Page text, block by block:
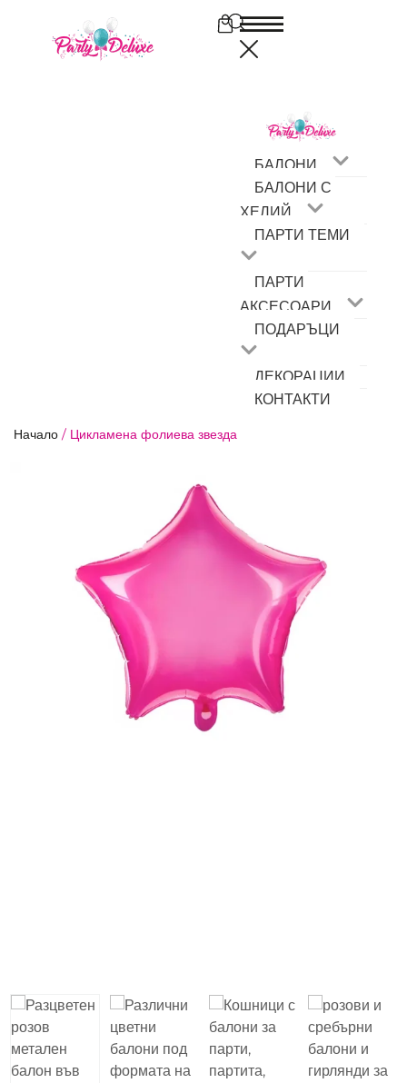
БАЛОНИ
БАЛОНИ С
ХЕЛИЙ
ПАРТИ ТЕМИ
ПАРТИ
АКСЕСОАРИ
ПОДАРЪЦИ
ДЕКОРАЦИИ
КОНТАКТИ
Начало / Цикламена фолиева звезда